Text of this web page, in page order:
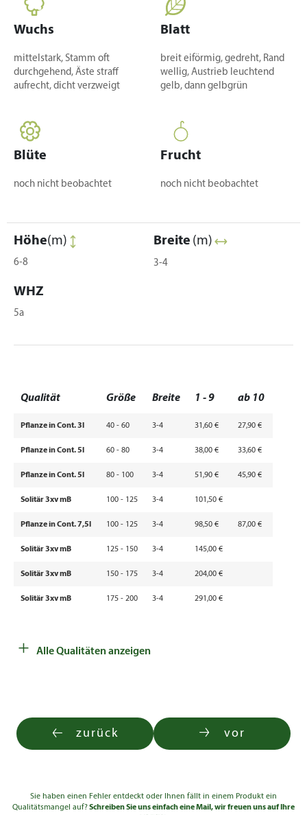
Wuchs
mittelstark, Stamm oft
durchgehend, Äste straff
aufrecht, dicht verzweigt
Blatt
breit eiförmig, gedreht, Rand
wellig, Austrieb leuchtend
gelb, dann gelbgrün
Blüte
noch nicht beobachtet
Frucht
noch nicht beobachtet
Höhe(m)
6-8
Breite (m)
3-4
WHZ
5a
Qualität Größe Breite 1 - 9 ab 10
Pflanze in Cont. 3l 40 - 60 3-4 31,60 € 27,90 €
Pflanze in Cont. 5l 60 - 80 3-4 38,00 € 33,60 €
Pflanze in Cont. 5l 80 - 100 3-4 51,90 € 45,90 €
Solitär 3xv mB 100 - 125 3-4 101,50 €
Pflanze in Cont. 7,5l 100 - 125 3-4 98,50 € 87,00 €
Solitär 3xv mB 125 - 150 3-4 145,00 €
Solitär 3xv mB 150 - 175 3-4 204,00 €
Solitär 3xv mB 175 - 200 3-4 291,00 €
+ Alle Qualitäten anzeigen
zurück vor
Sie haben einen Fehler entdeckt oder Ihnen fällt in einem Produkt ein
Qualitätsmangel auf?Schreiben Sie uns einfach eine Mail, wir freuen uns auf Ihre